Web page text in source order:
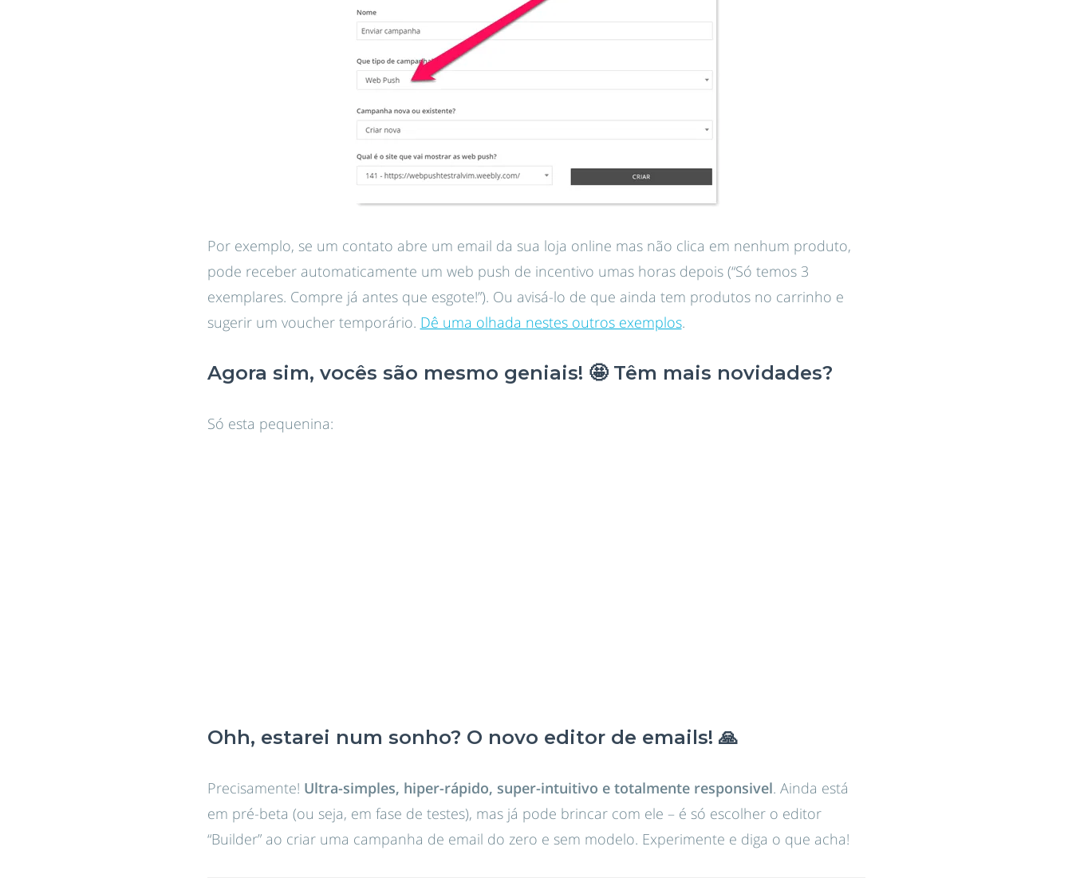
Por exemplo, se um contato abre um email da sua loja online mas não clica em nenhum produto,
pode receber automaticamente um web push de incentivo umas horas depois (“Só temos 3
exemplares. Compre já antes que esgote!”). Ou avisá-lo de que ainda tem produtos no carrinho e
sugerir um voucher temporário. Dê uma olhada nestes outros exemplos.
Agora sim, vocês são mesmo geniais! 🤩 Têm mais novidades?
Só esta pequenina:
Ohh, estarei num sonho? O novo editor de emails! 🙏
Precisamente! Ultra-simples, hiper-rápido, super-intuitivo e totalmente responsivel. Ainda está
em pré-beta (ou seja, em fase de testes), mas já pode brincar com ele – é só escolher o editor
“Builder” ao criar uma campanha de email do zero e sem modelo. Experimente e diga o que acha!